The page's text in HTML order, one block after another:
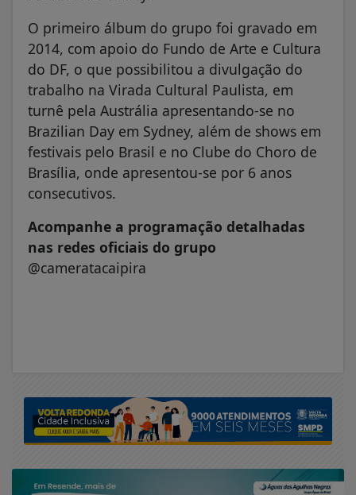
O primeiro álbum do grupo foi gravado em
2014, com apoio do Fundo de Arte e Cultura
do DF, o que possibilitou a divulgação do
trabalho na Virada Cultural Paulista, em
turnê pela Austrália apresentando-se no
Brazilian Day em Sydney, além de shows em
festivais pelo Brasil e no Clube do Choro de
Brasília, onde apresentou-se por 6 anos
consecutivos.
Acompanhe a programação detalhadas
nas redes oficiais do grupo
@cameratacaipira